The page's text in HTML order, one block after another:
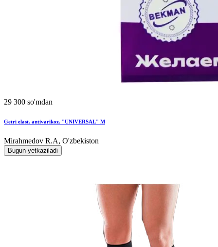
29 300 so'mdan
Getri elast. antivarikoz. "UNIVERSAL" M
Mirahmedov R.A, O'zbekiston
Bugun yetkaziladi